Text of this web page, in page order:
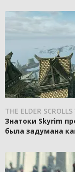
THE ELDER
Знатоки Skyrim
была задумана